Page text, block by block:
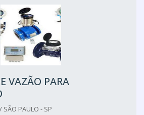
VAZÃO PARA
SÃO PAULO - SP